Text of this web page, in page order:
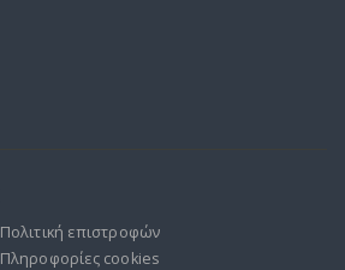
Πολιτική επιστροφών
Πληροφορίες cookies